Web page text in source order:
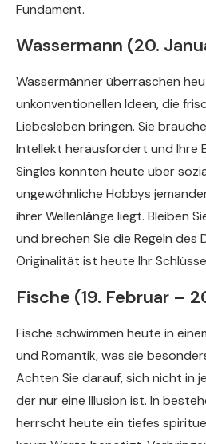
Fundament.
Wassermann (20.
Wassermänner überraschen
unkonventionellen Ideen, die
Liebesleben bringen. Sie
Intellekt herausfordert und Ihre
Singles könnten heute über
ungewöhnliche Hobbys
ihrer Wellenlänge liegt. Bleiben
und brechen Sie die Regeln des
Originalität ist heute Ihr
Fische (19. Februar –
Fische schwimmen heute in
und Romantik, was sie
Achten Sie darauf, sich nicht in
der nur eine Illusion ist. In
herrscht heute ein tiefes